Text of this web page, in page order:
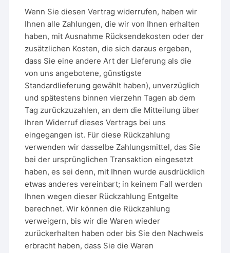
Wenn Sie diesen Vertrag widerrufen, haben wir
Ihnen alle Zahlungen, die wir von Ihnen erhalten
haben, mit Ausnahme Rücksendekosten oder der
zusätzlichen Kosten, die sich daraus ergeben,
dass Sie eine andere Art der Lieferung als die
von uns angebotene, günstigste
Standardlieferung gewählt haben), unverzüglich
und spätestens binnen vierzehn Tagen ab dem
Tag zurückzuzahlen, an dem die Mitteilung über
Ihren Widerruf dieses Vertrags bei uns
eingegangen ist. Für diese Rückzahlung
verwenden wir dasselbe Zahlungsmittel, das Sie
bei der ursprünglichen Transaktion eingesetzt
haben, es sei denn, mit Ihnen wurde ausdrücklich
etwas anderes vereinbart; in keinem Fall werden
Ihnen wegen dieser Rückzahlung Entgelte
berechnet. Wir können die Rückzahlung
verweigern, bis wir die Waren wieder
zurückerhalten haben oder bis Sie den Nachweis
erbracht haben, dass Sie die Waren